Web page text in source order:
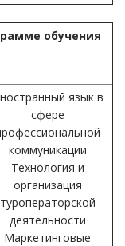
обучения
язык в
сфере
коммуникации
Технология и
организация
туроператорской
деятельности
Маркетинговые